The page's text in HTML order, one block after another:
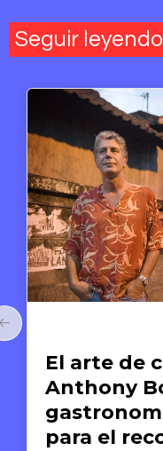
Seguir leyendo
de la